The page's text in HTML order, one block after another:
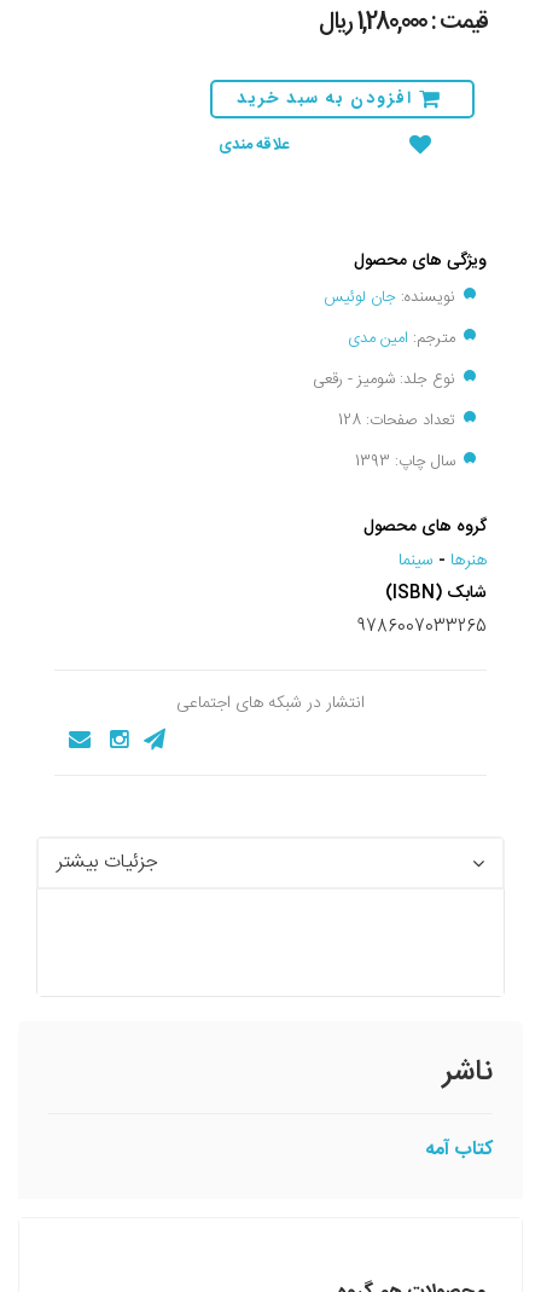
قیمت : 1,280,000 ريال
افزودن به سبد خرید
علاقه مندی
ویژگی های محصول
نویسنده: جان لوئیس
مترجم: امین مدی
نوع جلد: شومیز - رقعی
تعداد صفحات: 128
سال چاپ: 1393
گروه های محصول
هنرها - سينما
شابک (ISBN)
9786007033265
انتشار در شبکه های اجتماعی
جزئیات بیشتر
ناشر
کتاب آمه